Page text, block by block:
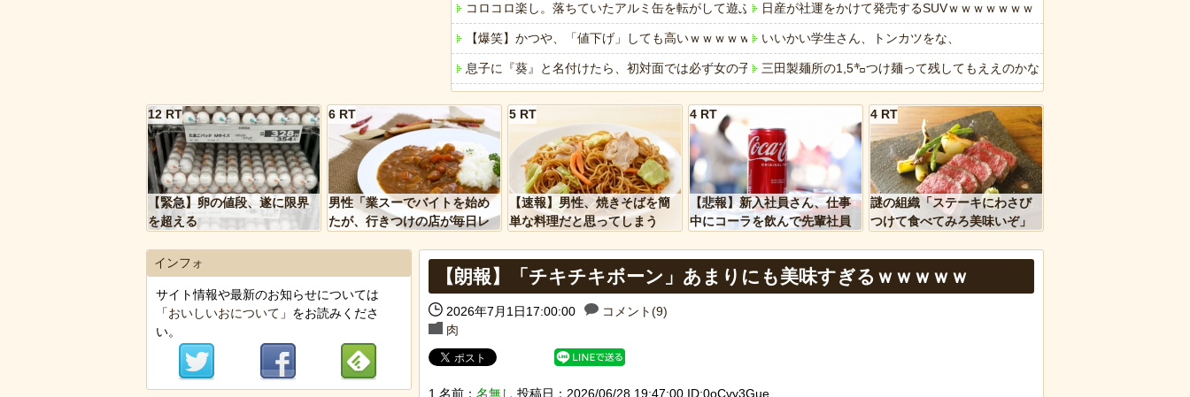
コロコロ楽し。落ちていたアルミ缶を転がして遊ぶ野生のハリネズミ
【爆笑】かつや、「値下げ」しても高いｗｗｗｗｗ
息子に『葵』と名付けたら、初対面では必ず女の子だと思われる。同じ名前でも避けられなかった勘違いとは…
AI活用すればするほど残業が増える現実
YouTubeの広告に流れてきた“冷凍庫の霜取りスプレー”が詐欺丸出しだと話題にwwww
「アメリカのヤンキーがアジア人にケンカを売った結果ｗｗｗ」 ほか
「あなたはアメリカを愛していますか」「はい」トランプ、国防総省職員数千人をウソ発見器にかける方針
ヒーローのサバイバルアクション Siege Survivors
【中国】パトカーの前で好演技www当たり屋やお煽り運転など盛りだくさん
日産が社運をかけて発売するSUVｗｗｗｗｗｗｗ
いいかい学生さん、トンカツをな、
三田製麺所の1,5㌔つけ麺って残してもええのかな
【朗報】吉野家、ラーメンチェーンに参入
【動画】本場の卵とトマトの炒め物、ガチで美味そうｗｗｗｗｗｗ
女「飲み会でモテたい男はトイレに行く時スマホを置いていけ」
スーパーカブってもう完全にビジネスバイクとしての役目を終えてしまった
「これで11万取られたの!?」あるX民が玄関ドアノブの修理を頼んだら…と
【悲報】味噌ラーメンで行列、出来ない
12 RT
【緊急】卵の値段、遂に限界
を超える
6 RT
男性「業スーでバイトを始め
たが、行きつけの店が毎日レ
5 RT
【速報】男性、焼きそばを簡
単な料理だと思ってしまう
4 RT
【悲報】新入社員さん、仕事
中にコーラを飲んで先輩社員
4 RT
謎の組織「ステーキにわさび
つけて食べてみろ美味いぞ」
【朗報】「チキチキボーン」あまりにも美味すぎるｗｗｗｗｗ
2026年7月1日17:00:00
コメント(9)
肉
1 名前： 名無し 投稿日：2026/06/28 19:47:00 ID:0oCvy3Gue
インフォ
サイト情報や最新のお知らせについては
「おいしいおについて 」をお読みくださ
い。